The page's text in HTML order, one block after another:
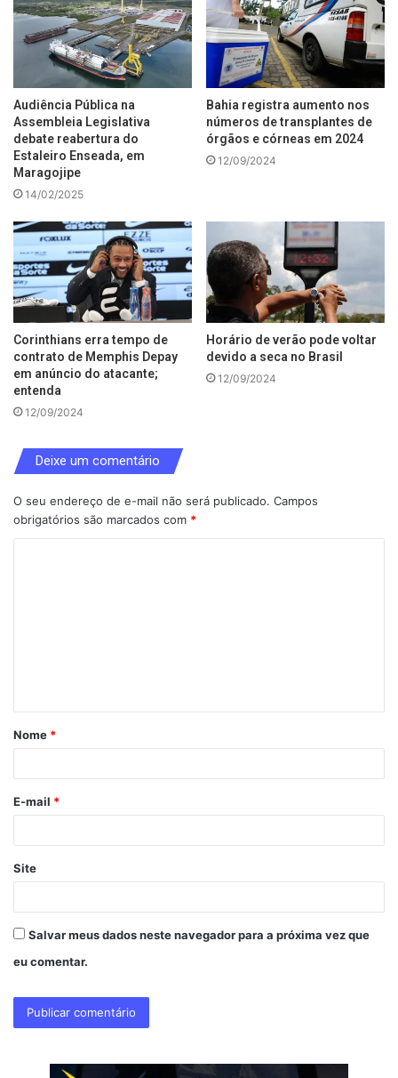
Audiência Pública na
Assembleia Legislativa
debate reabertura do
Estaleiro Enseada, em
Maragojipe
14/02/2025
Bahia registra aumento nos
números de transplantes de
órgãos e córneas em 2024
12/09/2024
Corinthians erra tempo de
contrato de Memphis Depay
em anúncio do atacante;
entenda
12/09/2024
Horário de verão pode voltar
devido a seca no Brasil
12/09/2024
Deixe um comentário
O seu endereço de e-mail não será publicado. Campos
obrigatórios são marcados com *
á
r
*
Nome *
E-mail *
Site
Salvar meus dados neste navegador para a próxima vez que
eu comentar.